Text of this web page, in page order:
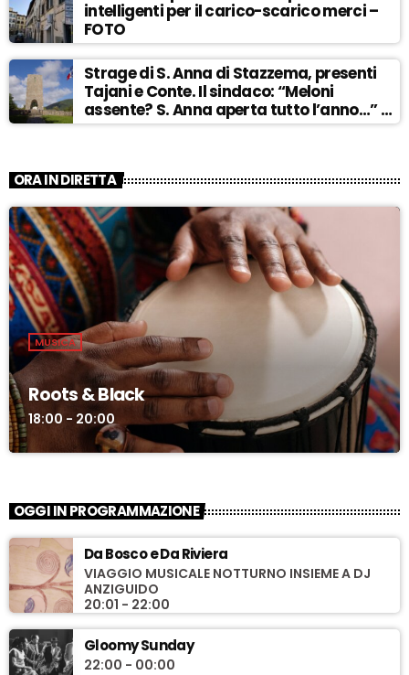
intelligenti per il carico-scarico merci –
FOTO
Strage di S. Anna di Stazzema, presenti
Tajani e Conte. Il sindaco: “Meloni
assente? S. Anna aperta tutto l’anno…” –
ASCOLTA
ORA IN DIRETTA
MUSICA
Roots & Black
18:00 - 20:00
OGGI IN PROGRAMMAZIONE
Da Bosco e Da Riviera
VIAGGIO MUSICALE NOTTURNO INSIEME A DJ
ANZIGUIDO
20:01 - 22:00
Gloomy Sunday
22:00 - 00:00